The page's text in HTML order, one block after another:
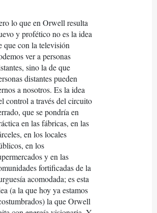
lo que en Orwell resulta
y profético no es la idea
que con la televisión
ver a personas
sino la de que
distantes pueden
a nosotros. Es la idea
control a través del circuito
que se pondría en
en las fábricas, en las
en los locales
en los
y en las
fortificadas de la
acomodada; es esta
(a la que hoy ya estamos
la que Orwell